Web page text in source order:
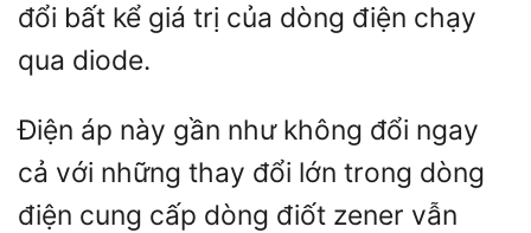
đổi bất kể giá trị của dòng điện chạy
qua diode.
Điện áp này gần như không đổi ngay
cả với những thay đổi lớn trong dòng
điện cung cấp dòng điốt zener vẫn